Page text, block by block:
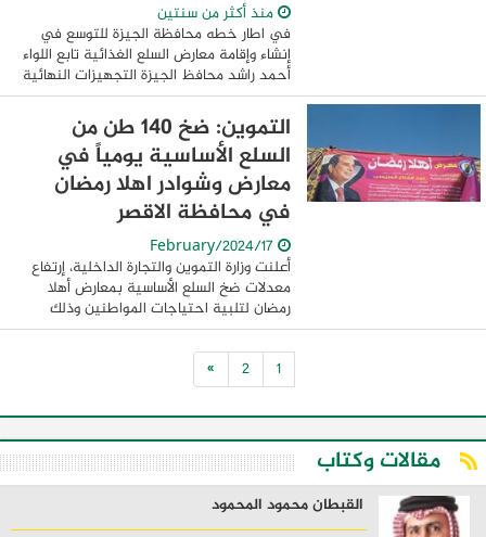
منذ أكثر من سنتين
في اطار خطه محافظة الجيزة للتوسع في
إنشاء وإقامة معارض السلع الغذائية تابع اللواء
أحمد راشد محافظ الجيزة التجهيزات النهائية
لافتتاح معرض اهلا رمضان بشارع ترعه الزمر
بحي العمرانية للسلع والمواد ...التموين: ضخ 140 طن من
السلع الأساسية يومياً في
معارض وشوادر اهلا رمضان
في محافظة الاقصر
أعلنت وزارة التموين والتجارة الداخلية، إرتفاع
معدلات ضخ السلع الأساسية بمعارض أهلا
رمضان لتلبية احتياجات المواطنين وذلك
بتخفيضات تتراوح من 25 الي 30٪ عن
مثيلاتها في الأسواق. وقال الدكتور علي ...
1
2
»
مقالات وكتاب
القبطان محمود المحمود